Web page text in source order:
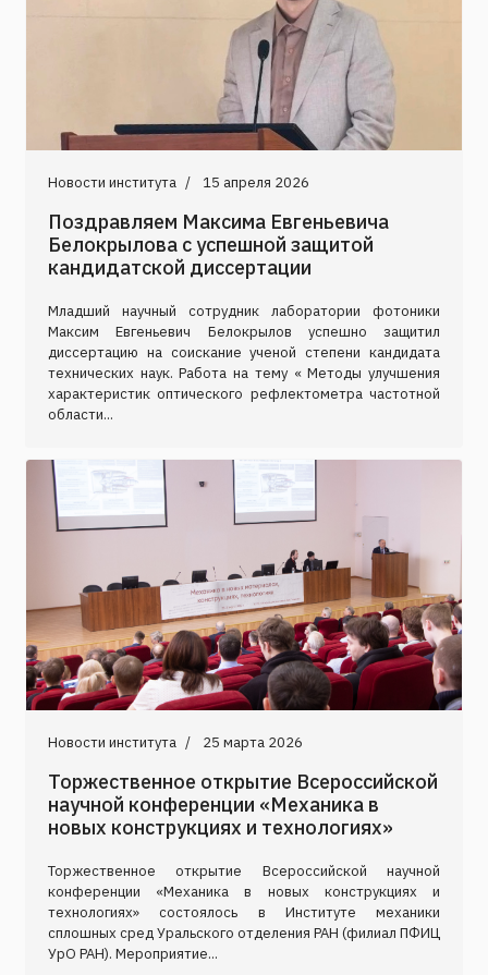
Новости института 15 апреля 2026
Поздравляем Максима Евгеньевича
Белокрылова с успешной защитой
кандидатской диссертации
Младший научный сотрудник лаборатории фотоники
Максим Евгеньевич Белокрылов успешно защитил
диссертацию на соискание ученой степени кандидата
технических наук. Работа на тему « Методы улучшения
характеристик оптического рефлектометра частотной
области...
Новости института 25 марта 2026
Торжественное открытие Всероссийской
научной конференции «Механика в
новых конструкциях и технологиях»
Торжественное открытие Всероссийской научной
конференции «Механика в новых конструкциях и
технологиях» состоялось в Институте механики
сплошных сред Уральского отделения РАН (филиал ПФИЦ
УрО РАН). Мероприятие...